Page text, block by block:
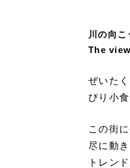
川の向
The
ぜいた
ぴり小
この街
尽に動
トレン